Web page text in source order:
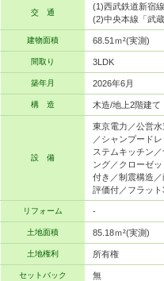
交 通
(1)西武鉄道新宿
(2)中央本線「武
建物面積 68.51ｍ²(実測)
間取り 3LDK
築年月 2026年6月
構 造 木造/地上2階建て
設 備
東京電力／公営
／シャンプード
ステムキッチン
ング／クローゼ
付き／制震構造
評価付／フラッ
リフォーム -
土地面積 85.18ｍ²(実測)
土地権利 所有権
セットバック 無